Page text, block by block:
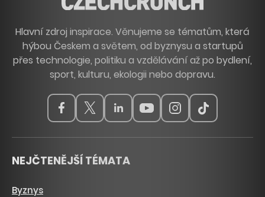
Hlavní zdroj inspirace. Věnujeme se tématům, která
hýbou Českem a světem, od byznysu a startupů
přes technologie, politiku a vzdělávání až po bydlení,
sport, kulturu, ekologii nebo dopravu.
NEJČTENĚJŠÍ TÉMATA
Byznys